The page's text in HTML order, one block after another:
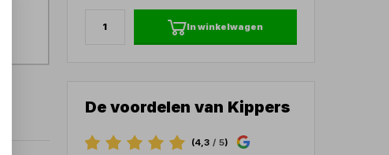
In winkelwagen
De voordelen van Kippers
(4,3 / 5)